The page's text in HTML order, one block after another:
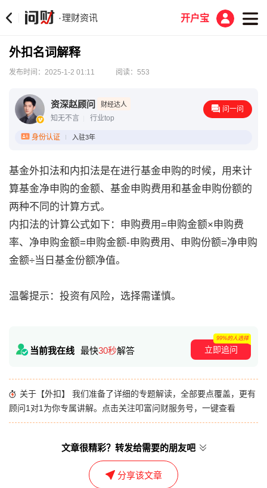
·理财资讯 开户宝
外扣名词解释
发布时间：2025-1-2 01:11 阅读：553
资深赵顾问 财经达人
知无不言 行业top
问一问
身份认证 入驻3年
基金外扣法和内扣法是在进行基金申购的时候，用来计
算基金净申购的金额、基金申购费用和基金申购份额的
两种不同的计算方式。
内扣法的计算公式如下：申购费用=申购金额×申购费
率、净申购金额=申购金额-申购费用、申购份额=净申购
金额÷当日基金份额净值。
温馨提示：投资有风险，选择需谨慎。
当前我在线 最快30秒解答 立即追问
99%的人选择
关于【外扣】 我们准备了详细的专题解读，全部要点覆盖，更有
顾问1对1为你专属讲解。点击关注叩富问财服务号，一键查看
文章很精彩？转发给需要的朋友吧
分享该文章